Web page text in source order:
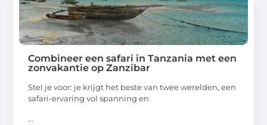
Combineer een safari in Tanzania met een
zonvakantie op Zanzibar
Stel je voor: je krijgt het beste van twee werelden, een
safari-ervaring vol spanning en
...